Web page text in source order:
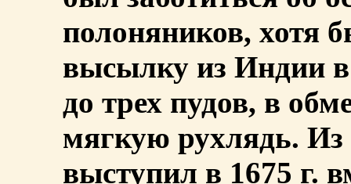
полоняников, хотя
высылку из Индии
до трех пудов, в
мягкую рухлядь.
выступил в 1675 г.